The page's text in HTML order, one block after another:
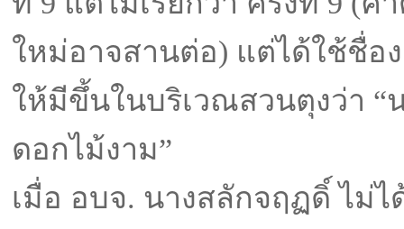
ใหม่อาจสานต่อ) แต่ได้ใช้ชื่อ
ให้มีขึ้นในบริเวณสวนตุงว่า “
ดอกไม้งาม”
เมื่อ อบจ. นางสลักจฤฏดิ์ ไม่